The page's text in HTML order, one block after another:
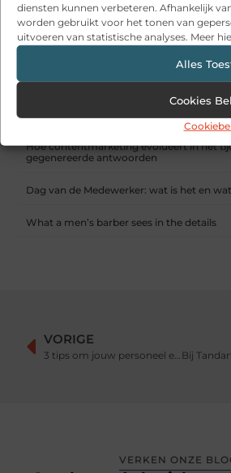
diensten kunnen verbeteren. Afhankelijk
worden gebruikt voor het tonen van
uitvoeren van statistische analyses. Meer
Alles
Cookies
RECENTE
Snelle sfeerverbetering met accessoires
Een deur die open blijft zonder gedoe
Sitcon: Specialist in
Hoe contentmarketing evolueert in het
gegenereerde antwoorden
Dag van de Medewerker: wat is het en
What a men’s barber sees in the details
VORIGE
3 tips om jouw personeel echt te laten verrassen tijdens kerst
VERKEN ONZE